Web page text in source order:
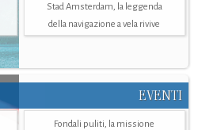
Stad Amsterdam, la leggenda
della navigazione a vela rivive
EVENTI
Fondali puliti, la missione